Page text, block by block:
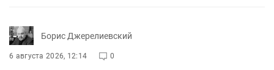
Борис Джерелиевский
6 августа 2026, 12:14 0